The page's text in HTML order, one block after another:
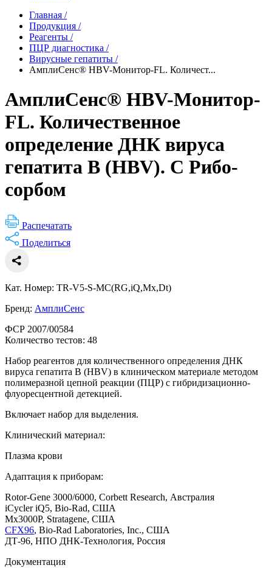
Главная /
Продукция /
Реагенты /
ПЦР диагностика /
Вирусные гепатиты /
АмплиСенс® HBV-Монитор-FL. Количест...
АмплиСенс® HBV-Монитор-
FL. Количественное
определение ДНК вируса
гепатита В (HBV). С Рибо-
сорбом
Распечатать
Поделиться
Кат. Номер: TR-V5-S-MC(RG,iQ,Мх,Dt)
Бренд: АмплиСенс
ФСР 2007/00584
Количество тестов: 48
Набор реагентов для количественного определения ДНК
вируса гепатита В (HBV) в клиническом материале методом
полимеразной цепной реакции (ПЦР) c гибридизационно-
флуоресцентной детекцией.
Включает набор для выделения.
Клинический материал:
Плазма крови
Адаптация к приборам:
Rotor-Gene 3000/6000, Corbett Research, Австралия
iCycler iQ5, Bio-Rad, США
Mx3000P, Stratagene, США
CFX96, Bio-Rad Laboratories, Inc., США
ДТ-96, НПО ДНК-Технология, Россия
Документация